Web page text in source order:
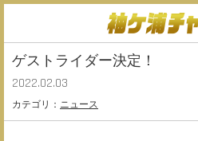
ゲストライダー決定！
2022.02.03
カテゴリ： ニュース